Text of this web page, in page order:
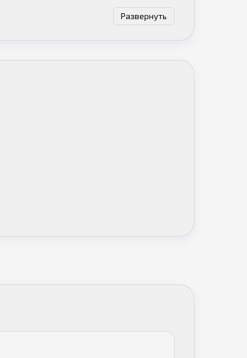
история про «дьявола» Аллена
Развернуть